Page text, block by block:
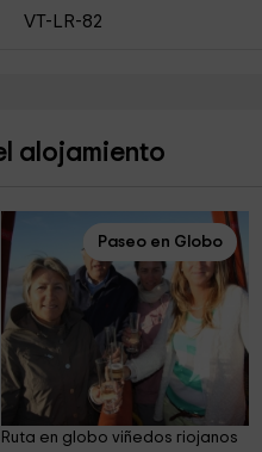
VT-LR-82
alojamiento
Paseo en Globo
Ruta en globo viñedos riojanos